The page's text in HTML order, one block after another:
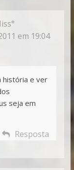
em 19:04
história e ver
seja em
Resposta